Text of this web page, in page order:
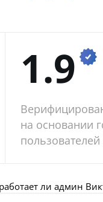
1.9
на основании
пользователей
ли админ